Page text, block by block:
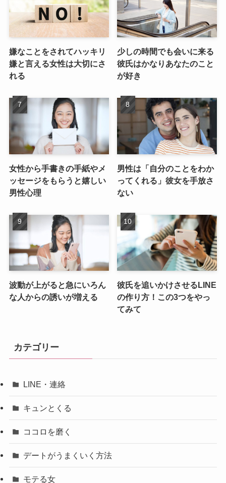
嫌なことをされてハッキリ
嫌と言える女性は大切にさ
れる
少しの時間でも会いに来る
彼氏はかなりあなたのこと
が好き
女性から手書きの手紙やメ
ッセージをもらうと嬉しい
男性心理
男性は「自分のことをわか
ってくれる」彼女を手放さ
ない
波動が上がると急にいろん
な人からの誘いが増える
彼氏を追いかけさせるLINE
の作り方！この3つをやっ
てみて
カテゴリー
LINE・連絡
キュンとくる
ココロを磨く
デートがうまくいく方法
モテる女